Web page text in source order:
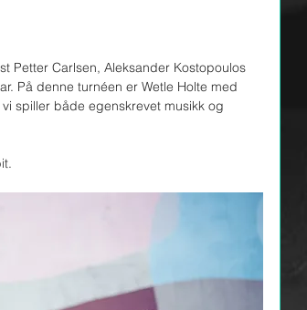
Petter Carlsen, Aleksander Kostopoulos
På denne turnéen er Wetle Holte med
spiller både egenskrevet musikk og